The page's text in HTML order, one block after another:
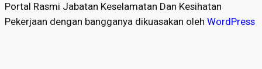
Portal Rasmi Jabatan Keselamatan Dan Kesihatan
Pekerjaan dengan bangganya dikuasakan oleh WordPress